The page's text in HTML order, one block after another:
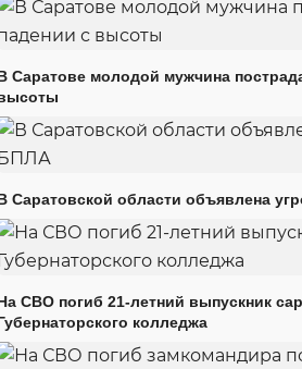
Саратове молодой мужчина
Саратовской области объявлена
СВО погиб 21-летний выпускник
колледжа